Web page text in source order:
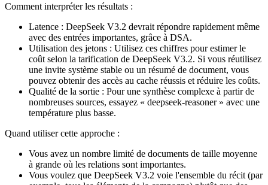
Comment interpréter les résultats :
Latence : DeepSeek V3.2 devrait répondre rapidement même
avec des entrées importantes, grâce à DSA.
Utilisation des jetons : Utilisez ces chiffres pour estimer le
coût selon la tarification de DeepSeek V3.2. Si vous réutilisez
une invite système stable ou un résumé de document, vous
pouvez obtenir des accès au cache réussis et réduire les coûts.
Qualité de la sortie : Pour une synthèse complexe à partir de
nombreuses sources, essayez « deepseek-reasoner » avec une
température plus basse.
Quand utiliser cette approche :
Vous avez un nombre limité de documents de taille moyenne
à grande où les relations sont importantes.
Vous voulez que DeepSeek V3.2 voie l'ensemble du récit (par